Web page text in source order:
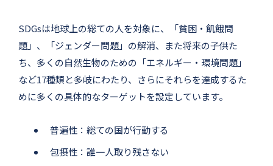
SDGsは地球上の総ての人を対象に、「貧困・飢餓問
題」、「ジェンダー問題」の解消、また将来の子供た
ち、多くの自然生物のための「エネルギー・環境問題」
など17種類と多岐にわたり、さらにそれらを達成するた
めに多くの具体的なターゲットを設定しています。
普遍性：総ての国が行動する
包摂性：誰一人取り残さない